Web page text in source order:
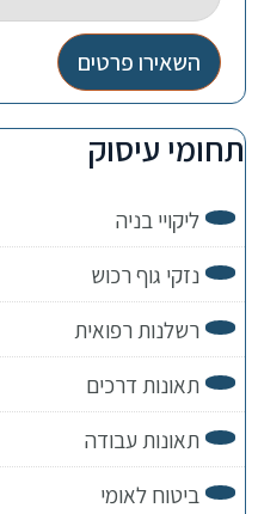
השאירו פרטים
תחומי עיסוק
ליקויי בניה
נזקי גוף רכוש
רשלנות רפואית
תאונות דרכים
תאונות עבודה
ביטוח לאומי